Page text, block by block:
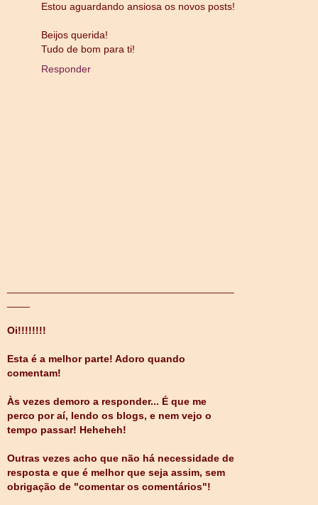
Estou aguardando ansiosa os novos posts!
Beijos querida!
Tudo de bom para ti!
Responder
Oi!!!!!!!!
Esta é a melhor parte! Adoro quando
comentam!
Às vezes demoro a responder... É que me
perco por aí, lendo os blogs, e nem vejo o
tempo passar! Heheheh!
Outras vezes acho que não há necessidade de
resposta e que é melhor que seja assim, sem
obrigação de "comentar os comentários"!